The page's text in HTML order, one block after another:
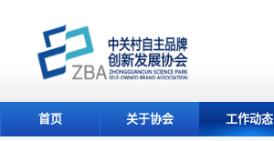
首页 关于协会 工作动态